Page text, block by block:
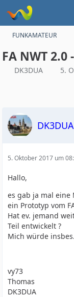
FUNKAMATEUR
FA NWT
DK3DUA 5.
DK3DUA
5. Oktober 2017 um
Hallo,
es gab ja mal
ein Prototyp vom
Hat ev. jemand
Teil entwickelt ?
Mich würde
vy73
Thomas
DK3DUA